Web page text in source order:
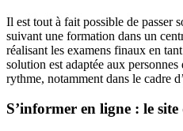
Il est tout à fait possible de passer
suivant une formation dans un
réalisant les examens finaux en
solution est adaptée aux
rythme, notamment dans le cadre
S’informer en ligne : le